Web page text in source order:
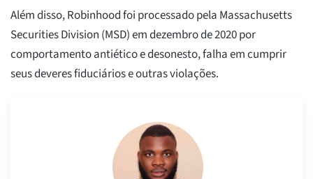
Além disso, Robinhood foi processado pela Massachusetts
Securities Division (MSD) em dezembro de 2020 por
comportamento antiético e desonesto, falha em cumprir
seus deveres fiduciários e outras violações.